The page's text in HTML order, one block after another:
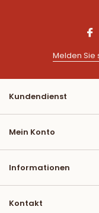
Melden Sie
Kundendienst
Mein Konto
Informationen
Kontakt